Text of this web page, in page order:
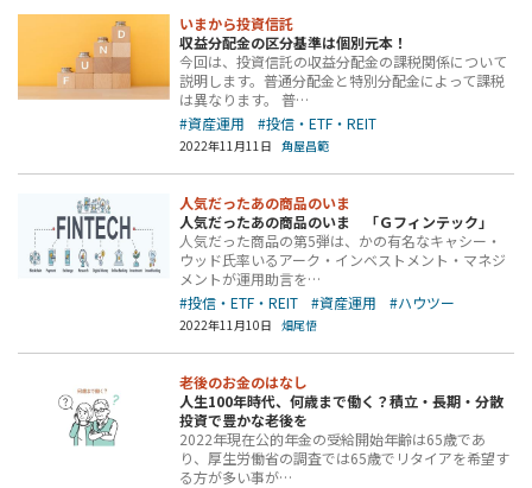
いまから投資信託
収益分配金の区分基準は個別元本！
今回は、投資信託の収益分配金の課税関係について
説明します。普通分配金と特別分配金によって課税
は異なります。 普…
#資産運用
#投信・ETF・REIT
2022年11月11日 角屋昌範
人気だったあの商品のいま
人気だったあの商品のいま 「Ｇフィンテック」
人気だった商品の第5弾は、かの有名なキャシー・
ウッド氏率いるアーク・インベストメント・マネジ
メントが運用助言を…
#投信・ETF・REIT
#資産運用 #ハウツー
2022年11月10日 畑尾悟
老後のお金のはなし
人生100年時代、何歳まで働く？積立・長期・分散
投資で豊かな老後を
2022年現在公的年金の受給開始年齢は65歳であ
り、厚生労働省の調査では65歳でリタイアを希望す
る方が多い事が…